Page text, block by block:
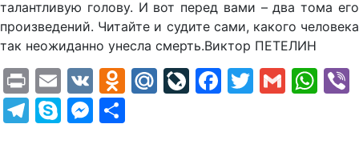
талантливую голову. И вот перед вами – два тома его
произведений. Читайте и судите сами, какого человека
так неожиданно унесла смерть.Виктор ПЕТЕЛИН
PrintEmail
VK Odnoklassniki
Mail.Ru
LiveJournal
Facebook
Twitter
Gmail
Telegram
SkypeMessenger